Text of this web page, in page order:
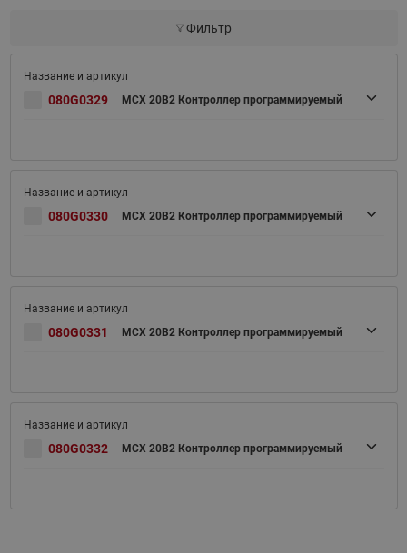
Фильтр
080G0329 MCX 20B2 Контроллер программируемый
080G0330 MCX 20B2 Контроллер программируемый
080G0331 MCX 20B2 Контроллер программируемый
080G0332 MCX 20B2 Контроллер программируемый